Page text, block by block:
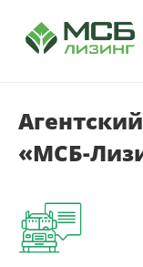
«МСБ-